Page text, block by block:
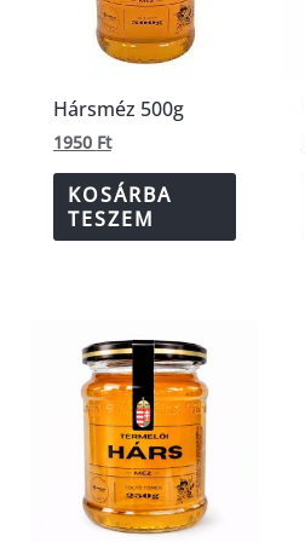
Hársméz 500g
1950 Ft
KOSÁRBA
TESZEM